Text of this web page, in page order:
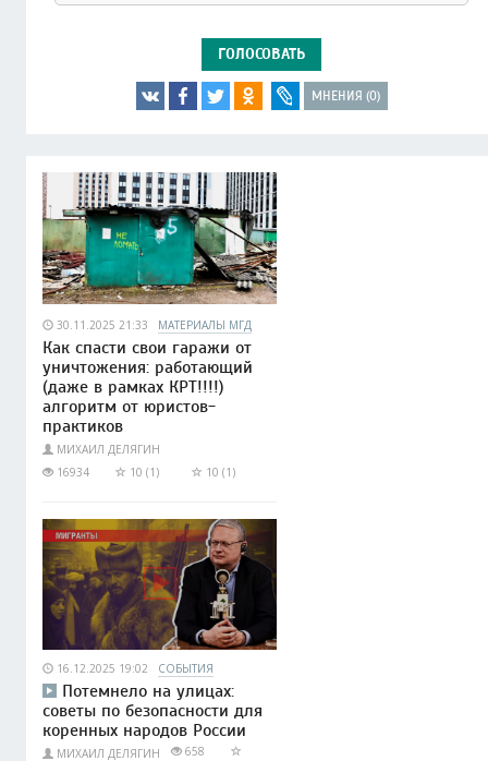
ГОЛОСОВАТЬ
МНЕНИЯ (0)
30.11.2025 21:33 МАТЕРИАЛЫ МГД
Как спасти свои гаражи от
уничтожения: работающий
(даже в рамках КРТ!!!!)
алгоритм от юристов-
практиков
МИХАИЛ ДЕЛЯГИН
16934
10 (1) 10 (1)
16.12.2025 19:02 СОБЫТИЯ
Потемнело на улицах:
советы по безопасности для
коренных народов России
МИХАИЛ ДЕЛЯГИН 658